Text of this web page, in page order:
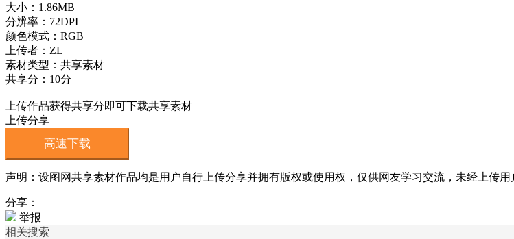
大小：1.86MB
分辨率：72DPI
颜色模式：RGB
上传者：ZL
素材类型：共享素材
共享分：10分
上传作品获得共享分即可下载共享素材
上传分享
高速下载
声明：设图网共享素材作品均是用户自行上传分享并拥有版权或使用权，仅供网友学习交流，未经上传用
分享：
举报
相关搜索